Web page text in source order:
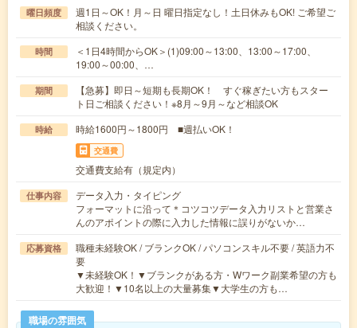
曜日頻度
週1日～OK！月～日 曜日指定なし！土日休みもOK! ご希望ご
相談ください。
時間
＜1日4時間からOK＞(1)09:00～13:00、13:00～17:00、
19:00～00:00、…
期間
【急募】即日～短期も長期OK！ すぐ稼ぎたい方もスター
ト日ご相談ください！※8月～9月～など相談OK
時給 時給1600円～1800円 ■週払いOK！
交通費
交通費支給有（規定内）
仕事内容
データ入力・タイピング
フォーマットに沿って＊コツコツデータ入力リストと営業さ
んのアポイントの際に入力した情報に誤りがないか…
応募資格
職種未経験OK / ブランクOK / パソコンスキル不要 / 英語力不
要
▼未経験OK！▼ブランクがある方・Wワーク副業希望の方も
大歓迎！▼10名以上の大量募集▼大学生の方も…
職場の雰囲気